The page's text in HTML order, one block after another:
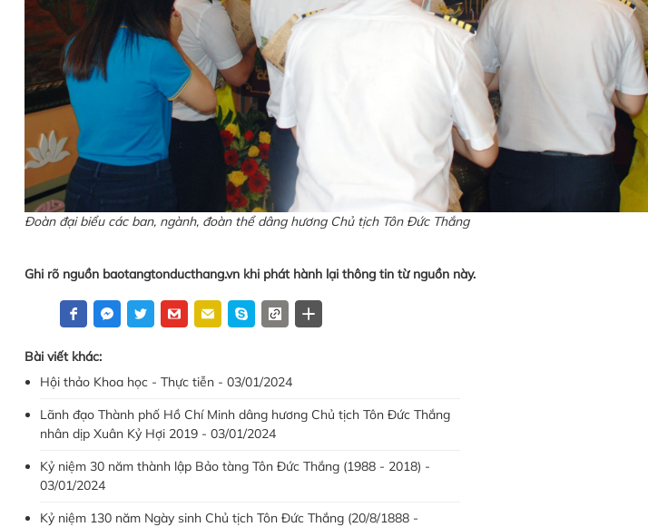
Đoàn đại biểu các ban, ngành, đoàn thể dâng hương Chủ tịch Tôn Đức Thắng
Ghi rõ nguồn baotangtonducthang.vn khi phát hành lại thông tin từ nguồn này.
Bài viết khác:
Hội thảo Khoa học - Thực tiễn - 03/01/2024
Lãnh đạo Thành phố Hồ Chí Minh dâng hương Chủ tịch Tôn Đức Thắng
nhân dịp Xuân Kỷ Hợi 2019 - 03/01/2024
Kỷ niệm 30 năm thành lập Bảo tàng Tôn Đức Thắng (1988 - 2018) -
03/01/2024
Kỷ niệm 130 năm Ngày sinh Chủ tịch Tôn Đức Thắng (20/8/1888 -